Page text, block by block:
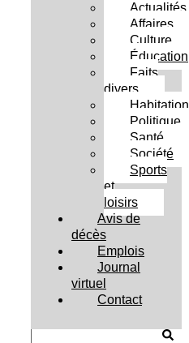
Actualités
Affaires
Culture
Éducation
Faits
divers
Habitation
Politique
Santé
Société
Sports
et
loisirs
Avis de
décès
Emplois
Journal
virtuel
Contact